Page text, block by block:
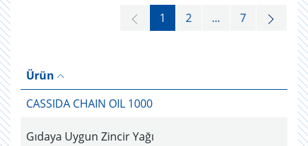
1 2 ... 7
Ürün
CASSIDA CHAIN OIL 1000
Gıdaya Uygun Zincir Yağı